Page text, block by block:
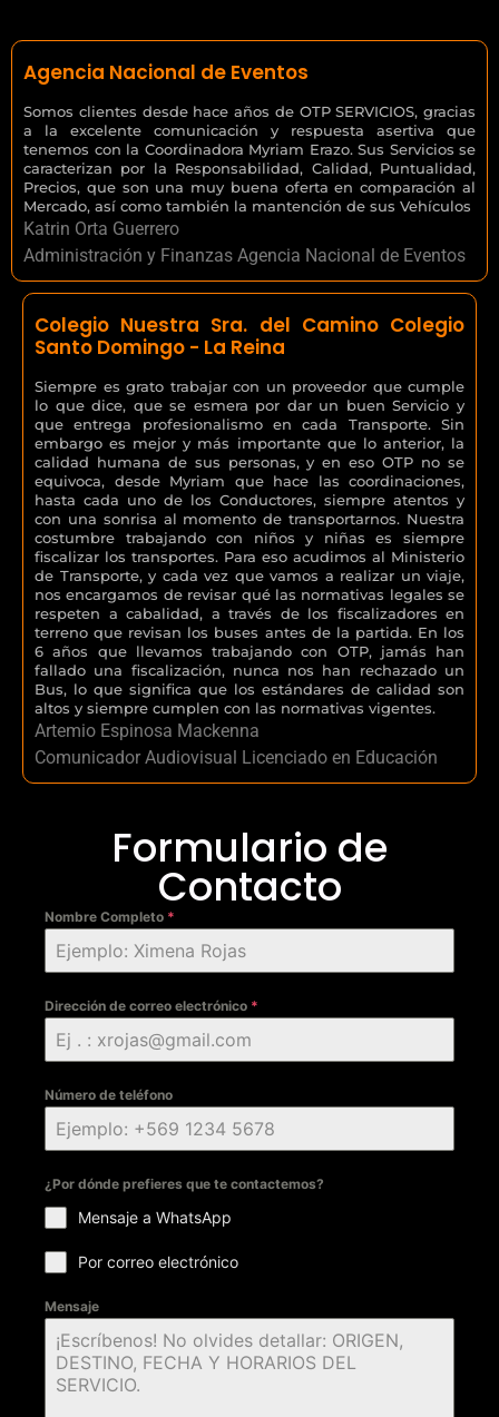
Agencia Nacional de Eventos
Somos clientes desde hace años de OTP SERVICIOS, gracias
a la excelente comunicación y respuesta asertiva que
tenemos con la Coordinadora Myriam Erazo. Sus Servicios se
caracterizan por la Responsabilidad, Calidad, Puntualidad,
Precios, que son una muy buena oferta en comparación al
Mercado, así como también la mantención de sus Vehículos
Katrin Orta Guerrero
Administración y Finanzas Agencia Nacional de Eventos
Colegio Nuestra Sra. del Camino Colegio
Santo Domingo - La Reina
Siempre es grato trabajar con un proveedor que cumple
lo que dice, que se esmera por dar un buen Servicio y
que entrega profesionalismo en cada Transporte. Sin
embargo es mejor y más importante que lo anterior, la
calidad humana de sus personas, y en eso OTP no se
equivoca, desde Myriam que hace las coordinaciones,
hasta cada uno de los Conductores, siempre atentos y
con una sonrisa al momento de transportarnos. Nuestra
costumbre trabajando con niños y niñas es siempre
fiscalizar los transportes. Para eso acudimos al Ministerio
de Transporte, y cada vez que vamos a realizar un viaje,
nos encargamos de revisar qué las normativas legales se
respeten a cabalidad, a través de los fiscalizadores en
terreno que revisan los buses antes de la partida. En los
6 años que llevamos trabajando con OTP, jamás han
fallado una fiscalización, nunca nos han rechazado un
Bus, lo que significa que los estándares de calidad son
altos y siempre cumplen con las normativas vigentes.
Artemio Espinosa Mackenna
Comunicador Audiovisual Licenciado en Educación
Formulario de
Contacto
Nombre Completo *
Dirección de correo electrónico *
Número de teléfono
¿Por dónde prefieres que te contactemos?
Mensaje a WhatsApp
Por correo electrónico
Mensaje